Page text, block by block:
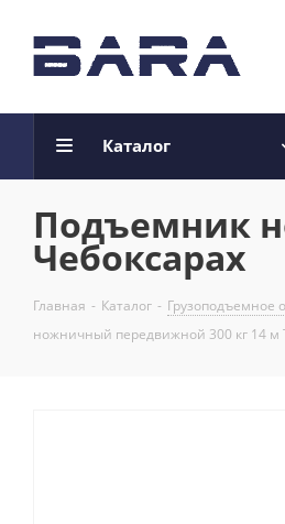
Каталог
Подъемник
Чебоксарах
Главная - Каталог - Грузоподъемное
ножничный передвижной 300 кг 14 м